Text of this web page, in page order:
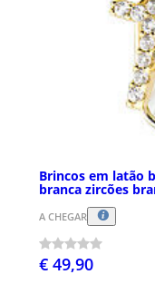
Brincos em latão
branca zircões
A CHEGAR
€ 49,90